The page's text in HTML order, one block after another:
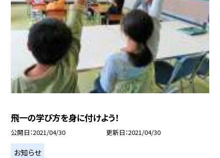
飛一の学び方を身に付けよう！
公開日 2021/04/30 更新日 2021/04/30
お知らせ